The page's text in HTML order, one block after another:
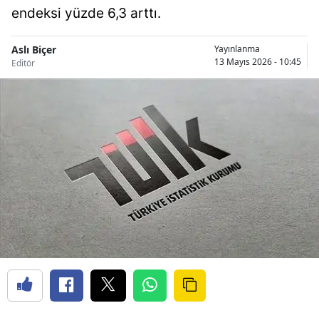
endeksi yüzde 6,3 arttı.
Aslı Biçer
Editör
Yayınlanma
13 Mayıs 2026 - 10:45